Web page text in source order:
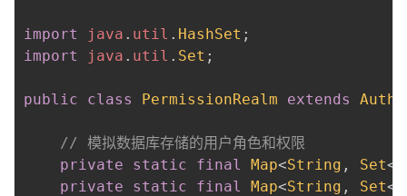
注
开
发
的
Programs
我
的
import java . util . HashSet ;
import
java . util . Set ;
public class PermissionRealm extends
// 模拟数据库存储的用户角色和权限
private
static final Map<String , Set<
private
static final Map<String , Set<